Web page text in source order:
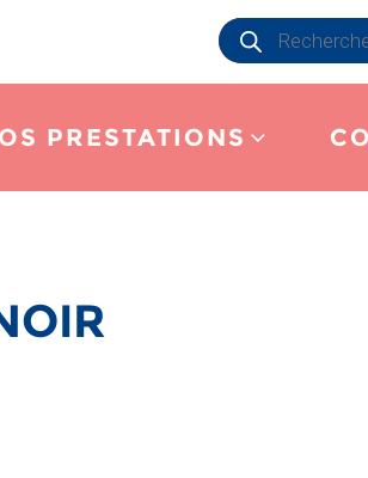
Recherche
de
produits
PRESTATIONS